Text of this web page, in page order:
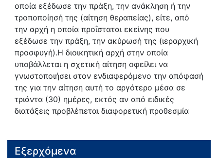
οποία εξέδωσε την πράξη, την ανάκληση ή την
τροποποίησή της (αίτηση θεραπείας), είτε, από
την αρχή η οποία προΐσταται εκείνης που
εξέδωσε την πράξη, την ακύρωσή της (ιεραρχική
προσφυγή).Η διοικητική αρχή στην οποία
υποβάλλεται η σχετική αίτηση οφείλει να
γνωστοποιήσει στον ενδιαφερόμενο την απόφασή
της για την αίτηση αυτή το αργότερο μέσα σε
τριάντα (30) ημέρες, εκτός αν από ειδικές
διατάξεις προβλέπεται διαφορετική προθεσμία
Εξερχόμενα